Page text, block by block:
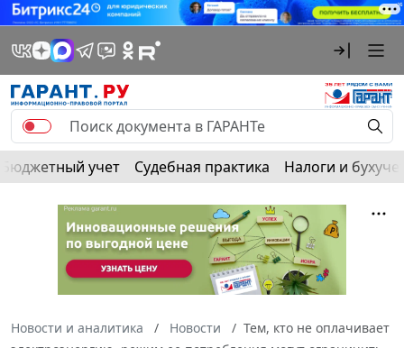
Бюджетный учет Судебная практика Налоги и
Новости и аналитика Новости
Тем, кто не оплачивает